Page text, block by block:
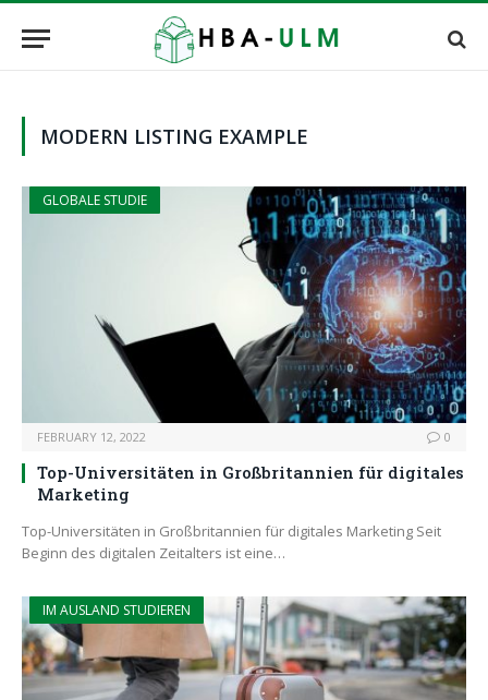
MODERN LISTING EXAMPLE
GLOBALE STUDIE
FEBRUARY 12, 2022 0
Top-Universitäten in Großbritannien für digitales
Marketing
Top-Universitäten in Großbritannien für digitales Marketing Seit
Beginn des digitalen Zeitalters ist eine…
IM AUSLAND STUDIEREN